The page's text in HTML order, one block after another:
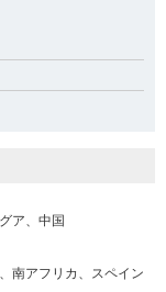
ア、中国
南アフリカ、スペイン